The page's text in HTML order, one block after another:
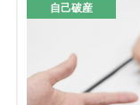
自己破産